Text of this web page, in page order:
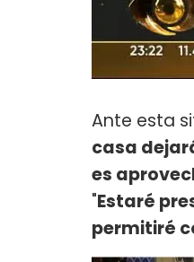
Ante esta
casa
es
"Estaré
permitiré